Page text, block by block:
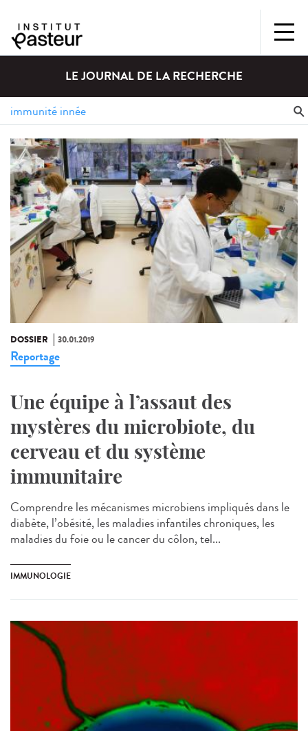
LE JOURNAL DE LA RECHERCHE
DOSSIER 30.01.2019
Reportage
Une équipe à l’assaut des
mystères du microbiote, du
cerveau et du système
immunitaire
Comprendre les mécanismes microbiens impliqués dans le
diabète, l’obésité, les maladies infantiles chroniques, les
maladies du foie ou le cancer du côlon, tel...
IMMUNOLOGIE